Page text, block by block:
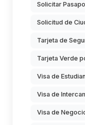
Solicitar
Solicitud de
Tarjeta de
Tarjeta Verde
Visa de
Visa de
Visa de